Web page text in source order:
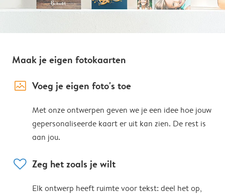
Maak je eigen fotokaarten
image_placeholder Voeg je eigen foto's toe
Met onze ontwerpen geven we je een idee hoe jouw
gepersonaliseerde kaart er uit kan zien. De rest is
aan jou.
heart Zeg het zoals je wilt
Elk ontwerp heeft ruimte voor tekst: deel het op,